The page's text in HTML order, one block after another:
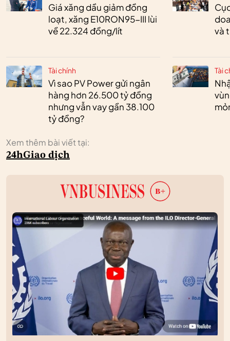
Giá xăng dầu giảm đồng
loạt, xăng E10RON95-III lùi
về 22.324 đồng/lít
Tài chính
Vì sao PV Power gửi ngân
hàng hơn 26.500 tỷ đồng
nhưng vẫn vay gần 38.100
tỷ đồng?
và
Tài
Xem thêm bài viết tại:
24hGiao dịch